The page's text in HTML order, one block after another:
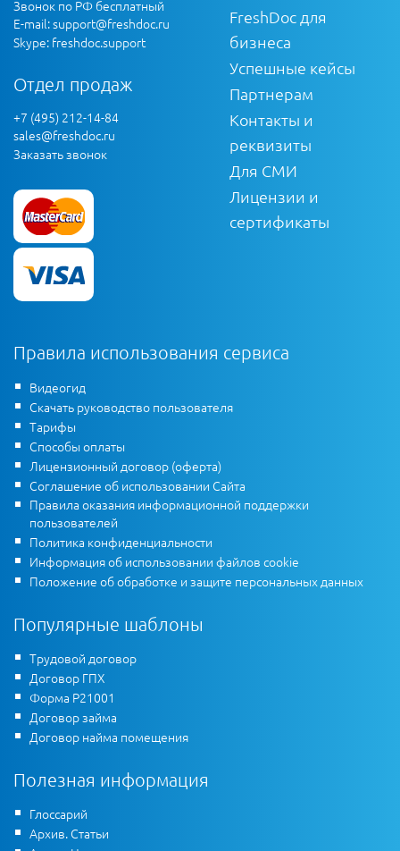
Звонок по РФ бесплатный
E-mail:support@freshdoc.ru
Skype: freshdoc.support
Отдел продаж
+7 (495) 212-14-84
sales@freshdoc.ru
Заказать звонок
FreshDoc для
бизнеса
Успешные кейсы
Партнерам
Контакты и
реквизиты
Для СМИ
Лицензии и
сертификаты
Правила использования сервиса
Видеогид
Скачать руководство пользователя
Тарифы
Способы оплаты
Лицензионный договор (оферта)
Соглашение об использовании Сайта
Правила оказания информационной поддержки
пользователей
Политика конфиденциальности
Информация об использовании файлов cookie
Положение об обработке и защите персональных данных
Популярные шаблоны
Трудовой договор
Договор ГПХ
Форма Р21001
Договор займа
Договор найма помещения
Полезная информация
Глоссарий
Архив. Статьи